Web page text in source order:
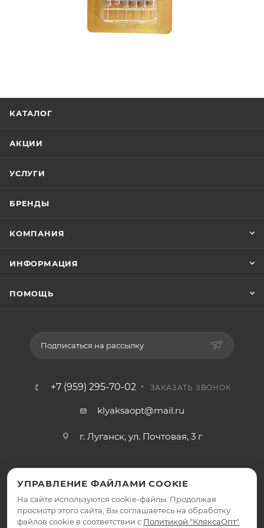
КАТАЛОГ
АКЦИИ
УСЛУГИ
БРЕНДЫ
КОМПАНИЯ
ИНФОРМАЦИЯ
ПОМОЩЬ
Подписаться на рассылку
+7 (959) 295-70-02 ЗАКАЗАТЬ ЗВОНОК
klyaksaopt@mail.ru
г. Луганск, ул. Почтовая, 3 г
УПРАВЛЕНИЕ ФАЙЛАМИ COOKIE
На сайте используются cookie-файлы. Продолжая
просмотр этого сайта, Вы соглашаетесь на обработку
файлов cookie в соответствии с Политикой "КляксаОпт"